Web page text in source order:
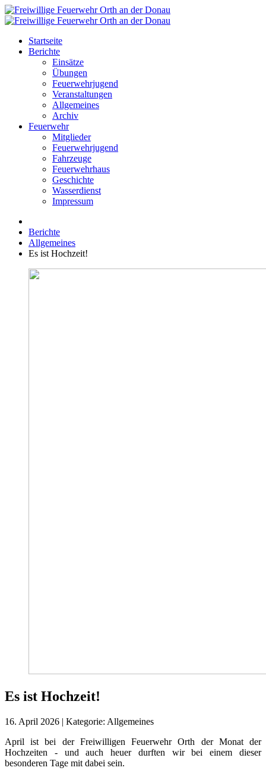
Startseite
Berichte
Einsätze
Übungen
Feuerwehrjugend
Veranstaltungen
Allgemeines
Archiv
Feuerwehr
Mitglieder
Feuerwehrjugend
Fahrzeuge
Feuerwehrhaus
Geschichte
Wasserdienst
Impressum
Berichte
Allgemeines
Es ist Hochzeit!
Es ist Hochzeit!
16. April 2026 | Kategorie: Allgemeines
April ist bei der Freiwilligen Feuerwehr Orth der Monat der
Hochzeiten - und auch heuer durften wir bei einem dieser
besonderen Tage mit dabei sein.